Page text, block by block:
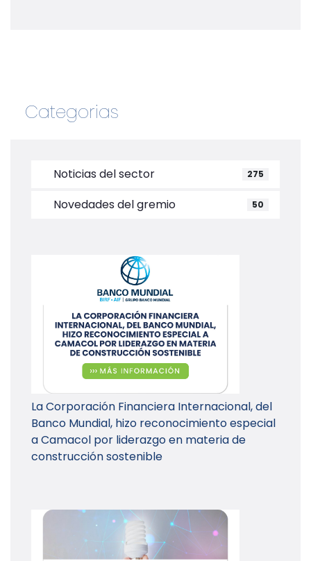
Categorias
Noticias del sector 275
Novedades del gremio 50
La Corporación Financiera Internacional, del
Banco Mundial, hizo reconocimiento especial
a Camacol por liderazgo en materia de
construcción sostenible